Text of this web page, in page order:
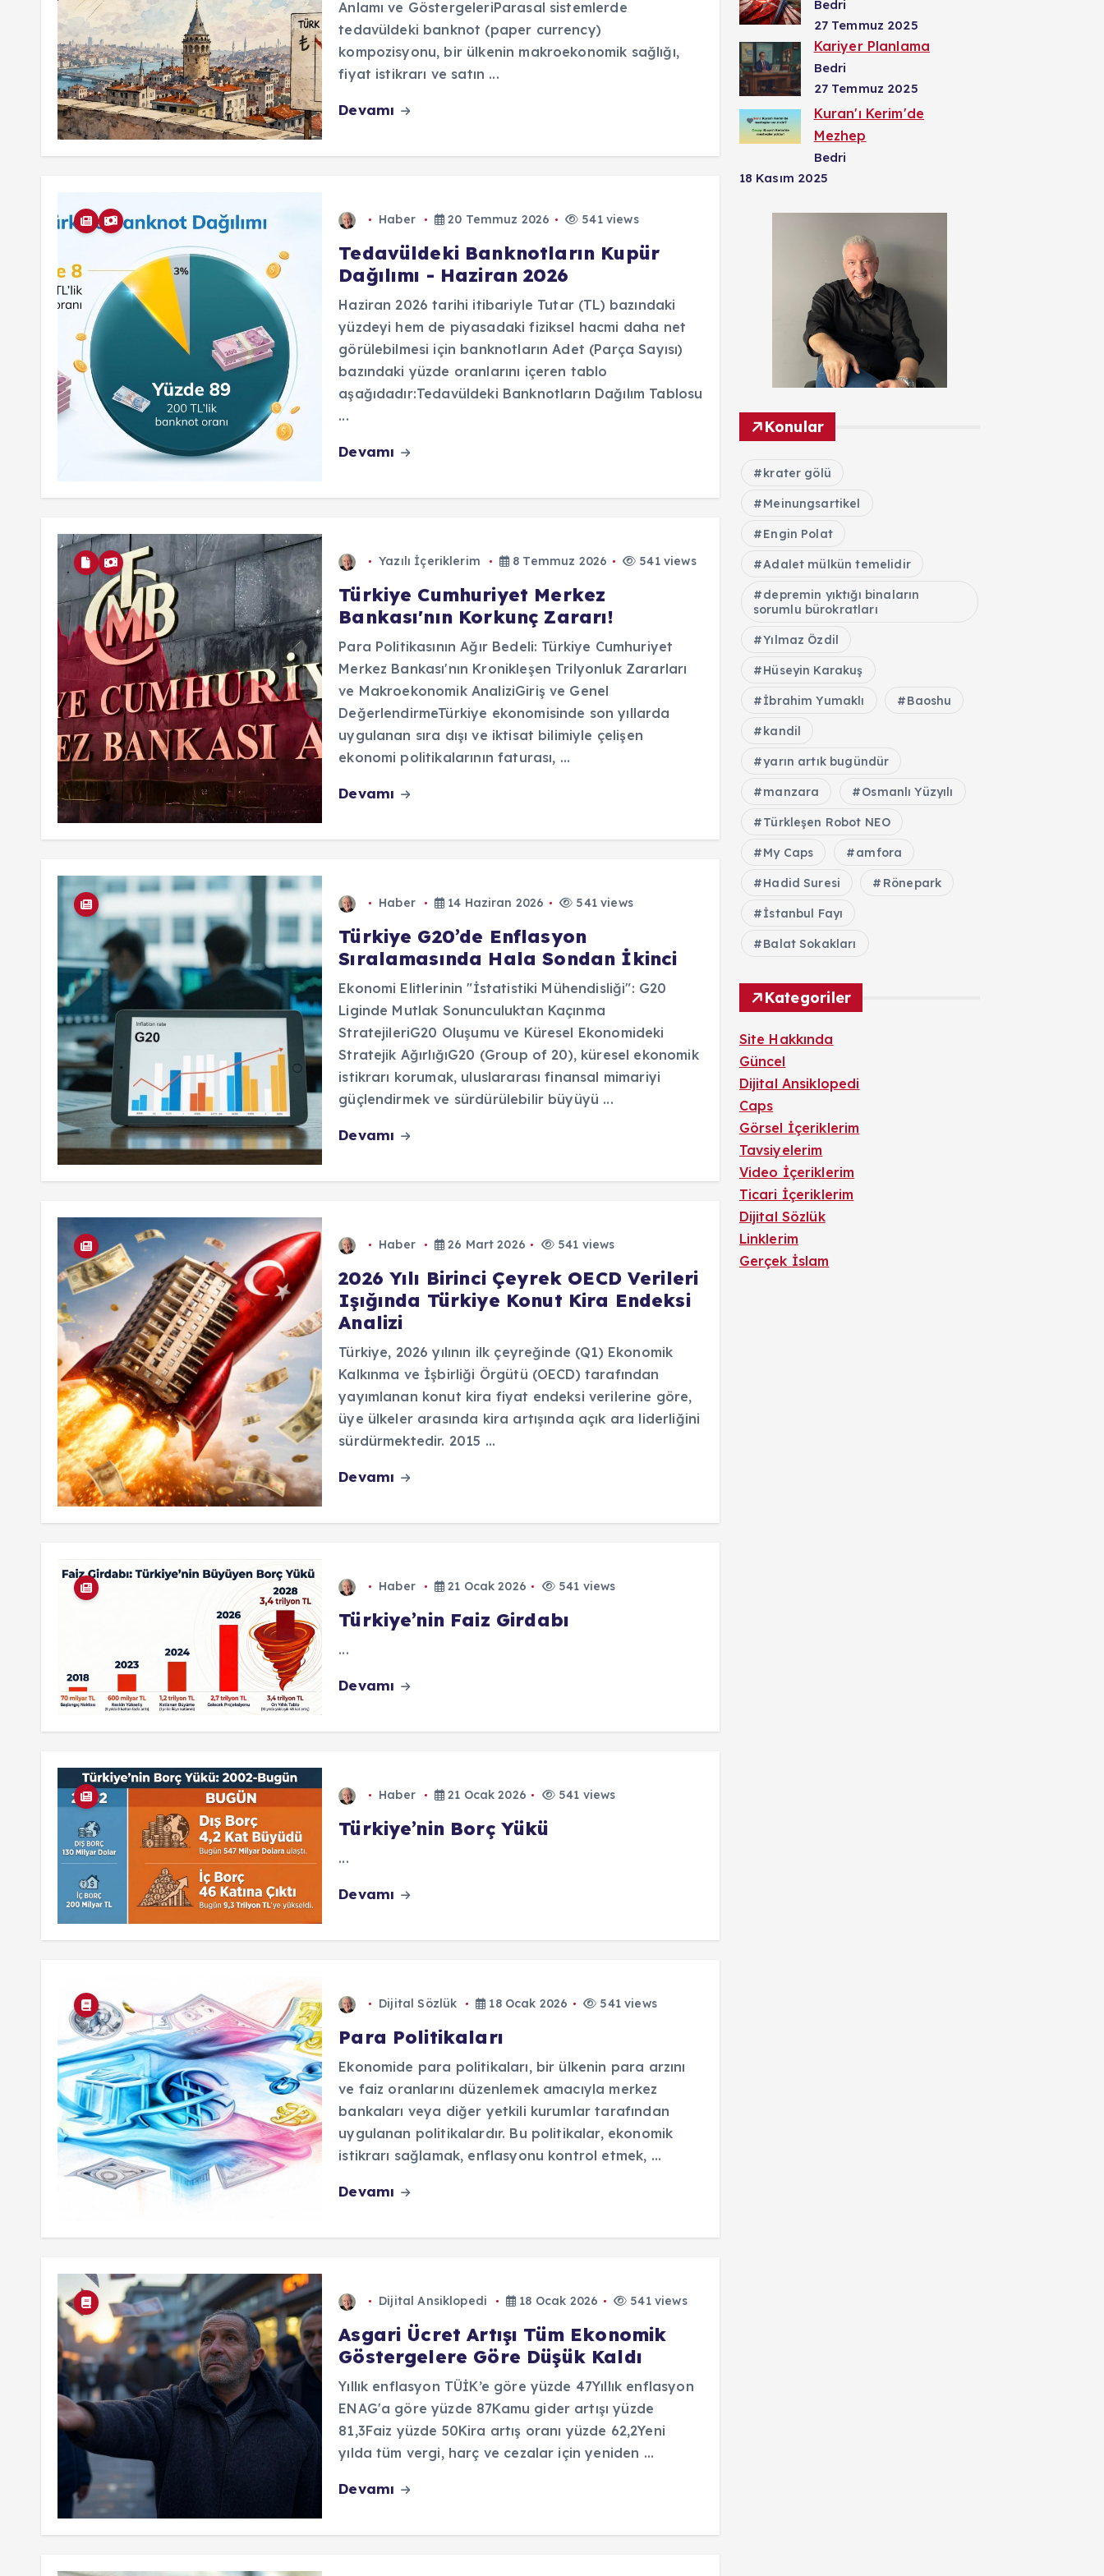
Anlamı ve GöstergeleriParasal sistemlerde
tedavüldeki banknot (paper currency)
kompozisyonu, bir ülkenin makroekonomik sağlığı,
fiyat istikrarı ve satın ...
Devamı
Haber 20 Temmuz 2026 541 views
Tedavüldeki Banknotların Kupür
Dağılımı - Haziran 2026
Haziran 2026 tarihi itibariyle Tutar (TL) bazındaki
yüzdeyi hem de piyasadaki fiziksel hacmi daha net
görülebilmesi için banknotların Adet (Parça Sayısı)
bazındaki yüzde oranlarını içeren tablo
aşağıdadır:Tedavüldeki Banknotların Dağılım Tablosu
...
Devamı
Yazılı İçeriklerim 8 Temmuz 2026 541 views
Türkiye Cumhuriyet Merkez
Bankası'nın Korkunç Zararı!
Para Politikasının Ağır Bedeli: Türkiye Cumhuriyet
Merkez Bankası'nın Kronikleşen Trilyonluk Zararları
ve Makroekonomik AnaliziGiriş ve Genel
DeğerlendirmeTürkiye ekonomisinde son yıllarda
uygulanan sıra dışı ve iktisat bilimiyle çelişen
ekonomi politikalarının faturası, ...
Devamı
Haber 14 Haziran 2026 541 views
Türkiye G20’de Enflasyon
Sıralamasında Hala Sondan İkinci
Ekonomi Elitlerinin "İstatistiki Mühendisliği": G20
Liginde Mutlak Sonunculuktan Kaçınma
StratejileriG20 Oluşumu ve Küresel Ekonomideki
Stratejik AğırlığıG20 (Group of 20), küresel ekonomik
istikrarı korumak, uluslararası finansal mimariyi
güçlendirmek ve sürdürülebilir büyüyü ...
Devamı
Haber 26 Mart 2026 541 views
2026 Yılı Birinci Çeyrek OECD Verileri
Işığında Türkiye Konut Kira Endeksi
Analizi
Türkiye, 2026 yılının ilk çeyreğinde (Q1) Ekonomik
Kalkınma ve İşbirliği Örgütü (OECD) tarafından
yayımlanan konut kira fiyat endeksi verilerine göre,
üye ülkeler arasında kira artışında açık ara liderliğini
sürdürmektedir. 2015 ...
Devamı
Haber 21 Ocak 2026 541 views
Türkiye’nin Faiz Girdabı
...
Devamı
Haber 21 Ocak 2026 541 views
Türkiye’nin Borç Yükü
...
Devamı
Dijital Sözlük 18 Ocak 2026 541 views
Para Politikaları
Ekonomide para politikaları, bir ülkenin para arzını
ve faiz oranlarını düzenlemek amacıyla merkez
bankaları veya diğer yetkili kurumlar tarafından
uygulanan politikalardır. Bu politikalar, ekonomik
istikrarı sağlamak, enflasyonu kontrol etmek, ...
Devamı
Dijital Ansiklopedi 18 Ocak 2026 541 views
Asgari Ücret Artışı Tüm Ekonomik
Göstergelere Göre Düşük Kaldı
Yıllık enflasyon TÜİK’e göre yüzde 47Yıllık enflasyon
ENAG'a göre yüzde 87Kamu gider artışı yüzde
81,3Faiz yüzde 50Kira artış oranı yüzde 62,2Yeni
yılda tüm vergi, harç ve cezalar için yeniden ...
Devamı
Bedri
27 Temmuz 2025
Kariyer Planlama
Bedri
27 Temmuz 2025
Kuran'ı Kerim'de
Mezhep
Bedri
18 Kasım 2025
Konular
krater gölü
Meinungsartikel
Engin Polat
Adalet mülkün temelidir
depremin yıktığı binaların
sorumlu bürokratları
Yılmaz Özdil
Hüseyin Karakuş
İbrahim Yumaklı Baoshu
kandil
yarın artık bugündür
manzara Osmanlı Yüzyılı
Türkleşen Robot NEO
My Caps amfora
Hadid Suresi Rönepark
İstanbul Fayı
Balat Sokakları
Kategoriler
Site Hakkında
Güncel
Dijital Ansiklopedi
Caps
Görsel İçeriklerim
Tavsiyelerim
Video İçeriklerim
Ticari İçeriklerim
Dijital Sözlük
Linklerim
Gerçek İslam